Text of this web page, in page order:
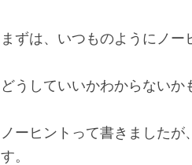
まずは、いつものようにノー
どうしていいかわからないか
ノーヒントって書きました
す。